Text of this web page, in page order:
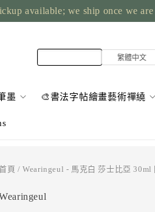
available; we ship once we are
墨 🎨書法字帖繪畫藝術禪繞
頁 / Wearingeul - 馬克白 莎士比亞 30ml